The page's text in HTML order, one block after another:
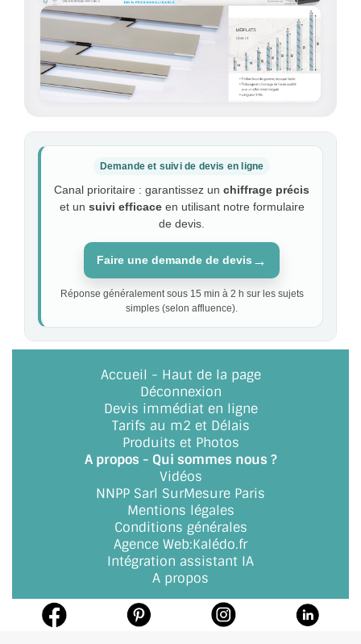
Demande et suivi de devis en ligne
Canal prioritaire : garantissez un chiffrage précis
et un suivi efficaceen utilisant notre formulaire
de devis.
Faire une demande de devis →
Réponse généralement sous 15 min à 2 h sur les sujets
simples (selon affluence).
Accueil - Haut de la page
Déconnexion
Devis immédiat en ligne
Tarifs au m2 et Délais
Produits et Photos
A propos - Qui sommes nous ?
Vidéos
NNPP Sarl SurMesure Paris
Mentions légales
Conditions générales
Agence Web:Kalédo.fr
Intégration assistant IA
A propos